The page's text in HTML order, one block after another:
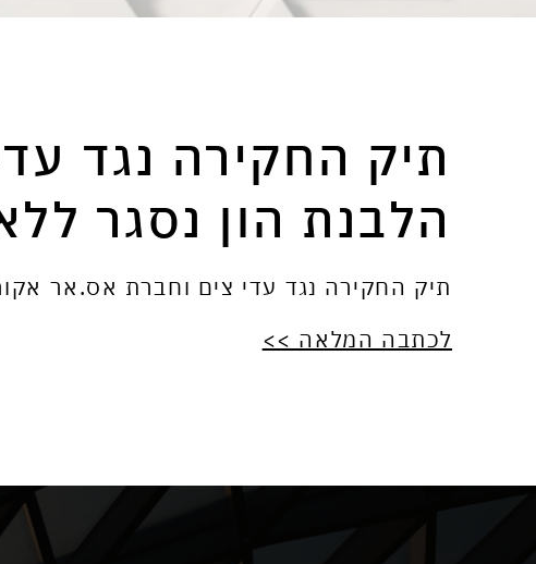
תיק החקירה נגד
הלבנת הון נסגר
תיק החקירה נגד עדי צים וחברת אס.אר אקורד
לכתבה המלאה >>